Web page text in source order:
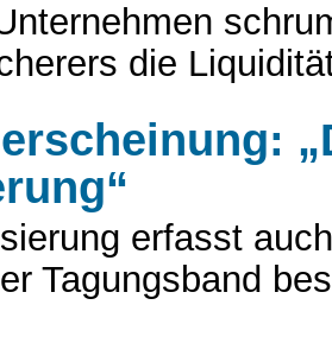
die
erfasst
Tagungsband